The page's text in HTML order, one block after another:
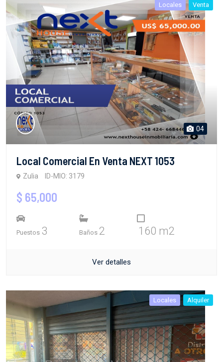
Locales Venta
04
Local Comercial En Venta NEXT 1053
Zulia ID-MIO: 3179
$ 65,000
Puestos 3 Baños 2 160 m2
Ver detalles
Locales Alquiler